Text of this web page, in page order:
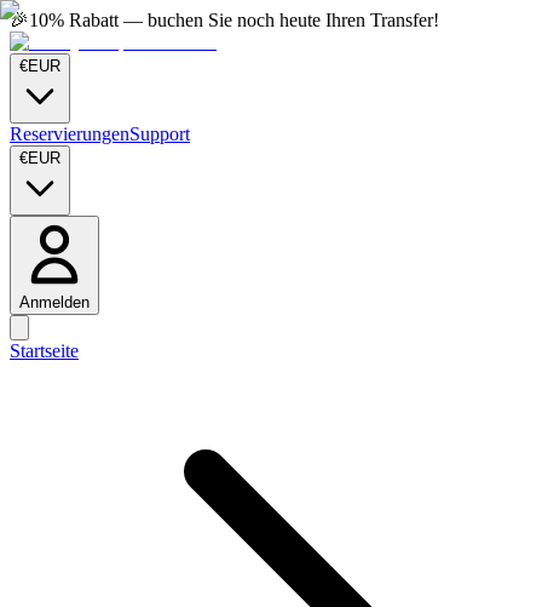
🎉10% Rabatt — buchen Sie noch heute Ihren Transfer!
€EUR
ReservierungenSupport
€EUR
Anmelden
Startseite